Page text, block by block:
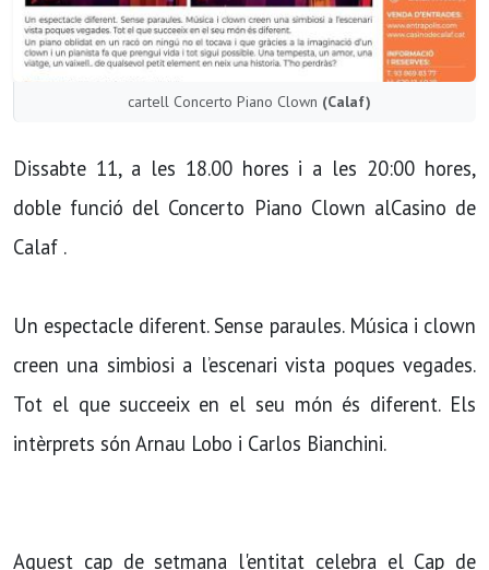
cartell Concerto Piano Clown (Calaf)
Dissabte 11, a les 18.00 hores i a les 20:00 hores,
doble funció del Concerto Piano Clown alCasino de
Calaf .
Un espectacle diferent. Sense paraules. Música i clown
creen una simbiosi a l’escenari vista poques vegades.
Tot el que succeeix en el seu món és diferent. Els
intèrprets són Arnau Lobo i Carlos Bianchini.
Aquest cap de setmana l'entitat celebra el Cap de